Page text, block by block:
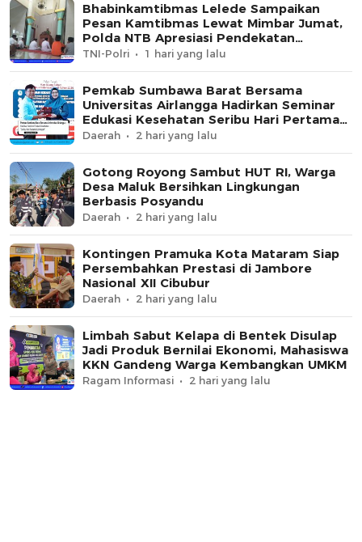
Bhabinkamtibmas Lelede Sampaikan
Pesan Kamtibmas Lewat Mimbar Jumat,
Polda NTB Apresiasi Pendekatan
Keagamaan
TNI-Polri 1 hari yang lalu
Pemkab Sumbawa Barat Bersama
Universitas Airlangga Hadirkan Seminar
Edukasi Kesehatan Seribu Hari Pertama
Kehidupan
Daerah 2 hari yang lalu
Gotong Royong Sambut HUT RI, Warga
Desa Maluk Bersihkan Lingkungan
Berbasis Posyandu
Daerah 2 hari yang lalu
Kontingen Pramuka Kota Mataram Siap
Persembahkan Prestasi di Jambore
Nasional XII Cibubur
Daerah 2 hari yang lalu
Limbah Sabut Kelapa di Bentek Disulap
Jadi Produk Bernilai Ekonomi, Mahasiswa
KKN Gandeng Warga Kembangkan UMKM
Ragam Informasi 2 hari yang lalu